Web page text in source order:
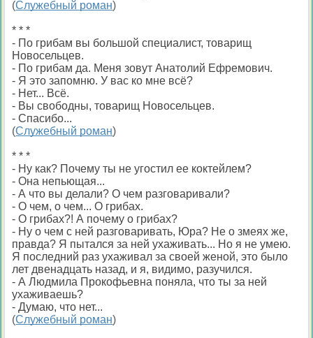
(Служебный роман)
* * *
- По грибам вы большой специалист, товарищ
Новосельцев.
- По грибам да. Меня зовут Анатолий Ефремович.
- Я это запомню. У вас ко мне всё?
- Нет... Всё.
- Вы свободны, товарищ Новосельцев.
- Спасибо...
(Служебный роман)
* * *
- Ну как? Почему ты не угостил ее коктейлем?
- Она непьющая...
- А что вы делали? О чем разговаривали?
- О чем, о чем... О грибах.
- О грибах?! А почему о грибах?
- Ну о чем с ней разговаривать, Юра? Не о змеях же,
правда? Я пытался за ней ухаживать... Но я не умею.
Я последний раз ухаживал за своей женой, это было
лет двенадцать назад, и я, видимо, разучился.
- А Людмила Прокофьевна поняла, что ты за ней
ухаживаешь?
- Думаю, что нет...
(Служебный роман)